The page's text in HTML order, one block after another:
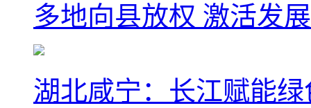
多地向县放权 激活发
湖北咸宁：长江赋能